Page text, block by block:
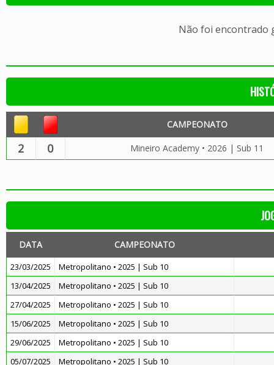
Não foi encontrado
CAMPEONATO
2 0 Mineiro Academy • 2026 | Sub 11
DATA CAMPEONATO
23/03/2025
Metropolitano • 2025 | Sub 10
13/04/2025
Metropolitano • 2025 | Sub 10
27/04/2025
Metropolitano • 2025 | Sub 10
15/06/2025
Metropolitano • 2025 | Sub 10
29/06/2025
Metropolitano • 2025 | Sub 10
05/07/2025
Metropolitano • 2025 | Sub 10